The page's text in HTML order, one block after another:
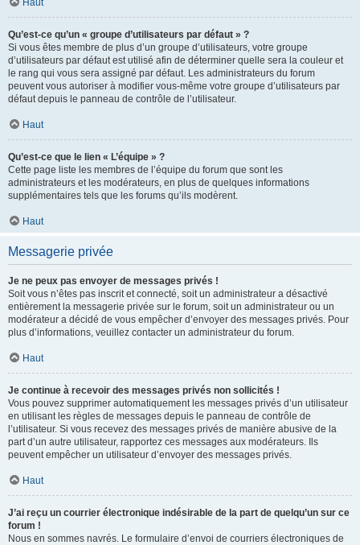
Haut
Qu’est-ce qu’un « groupe d’utilisateurs par défaut » ?
Si vous êtes membre de plus d’un groupe d’utilisateurs, votre groupe
d’utilisateurs par défaut est utilisé afin de déterminer quelle sera la couleur et
le rang qui vous sera assigné par défaut. Les administrateurs du forum
peuvent vous autoriser à modifier vous-même votre groupe d’utilisateurs par
défaut depuis le panneau de contrôle de l’utilisateur.
Haut
Qu’est-ce que le lien « L’équipe » ?
Cette page liste les membres de l’équipe du forum que sont les
administrateurs et les modérateurs, en plus de quelques informations
supplémentaires tels que les forums qu’ils modèrent.
Haut
Messagerie privée
Je ne peux pas envoyer de messages privés !
Soit vous n’êtes pas inscrit et connecté, soit un administrateur a désactivé
entièrement la messagerie privée sur le forum, soit un administrateur ou un
modérateur a décidé de vous empêcher d’envoyer des messages privés. Pour
plus d’informations, veuillez contacter un administrateur du forum.
Haut
Je continue à recevoir des messages privés non sollicités !
Vous pouvez supprimer automatiquement les messages privés d’un utilisateur
en utilisant les règles de messages depuis le panneau de contrôle de
l’utilisateur. Si vous recevez des messages privés de manière abusive de la
part d’un autre utilisateur, rapportez ces messages aux modérateurs. Ils
peuvent empêcher un utilisateur d’envoyer des messages privés.
Haut
J’ai reçu un courrier électronique indésirable de la part de quelqu’un sur ce
forum !
Nous en sommes navrés. Le formulaire d’envoi de courriers électroniques de